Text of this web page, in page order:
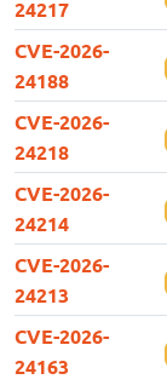
24217
CVE-2026-
24188
CVE-2026-
24218
CVE-2026-
24214
CVE-2026-
24213
CVE-2026-
24163